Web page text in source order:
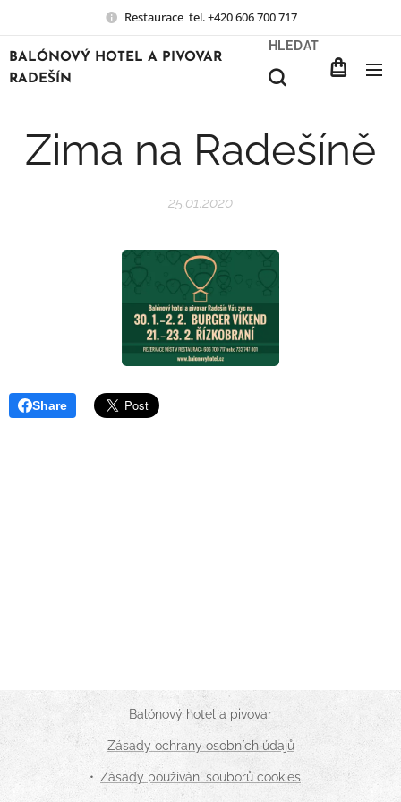
Restaurace tel. +420 606 700 717
BALÓNOVÝ HOTEL A PIVOVAR
RADEŠÍN
HLEDAT
Zima na Radešíně
25.01.2020
Share
Balónový hotel a pivovar
Zásady ochrany osobních údajů
Zásady používání souborů cookies